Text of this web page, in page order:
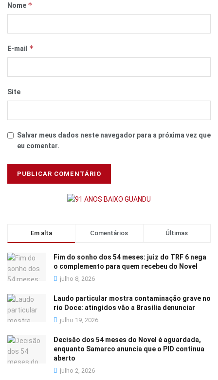
Nome *
E-mail *
Site
Salvar meus dados neste navegador para a próxima vez que
eu comentar.
Em alta Comentários Últimas
Fim do sonho dos 54 meses: juiz do TRF 6 nega
o complemento para quem recebeu do Novel
julho 8, 2026
Laudo particular mostra contaminação grave no
rio Doce: atingidos vão a Brasília denunciar
julho 19, 2026
Decisão dos 54 meses do Novel é aguardada,
enquanto Samarco anuncia que o PID continua
aberto
julho 2, 2026